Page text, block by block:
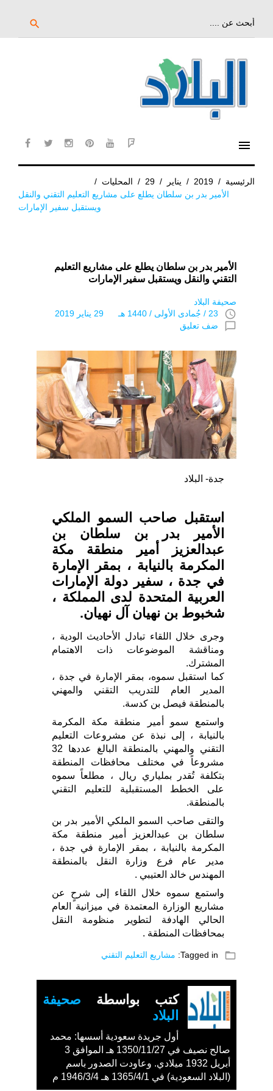
search
menu
الرئيسية /
2019
/ يناير /
29
/ المحليات /
الأمير بدر بن سلطان يطلع على مشاريع التعليم التقني والنقل
ويستقبل سفير الإمارات
الأمير بدر بن سلطان يطلع على مشاريع التعليم
التقني والنقل ويستقبل سفير الإمارات
صحيفة البلاد
access_time 23 / جُمادى اﻷولى / 1440 هـ 29 يناير 2019
chat_bubble_outline ضف تعليق
جدة- البلاد
استقبل صاحب السمو الملكي
الأمير بدر بن سلطان بن
عبدالعزيز أمير منطقة مكة
المكرمة بالنيابة ، بمقر الإمارة
في جدة ، سفير دولة الإمارات
العربية المتحدة لدى المملكة ،
شخبوط بن نهيان آل نهيان.
وجرى خلال اللقاء تبادل الأحاديث الودية ،
ومناقشة الموضوعات ذات الاهتمام
المشترك.
كما استقبل سموه، بمقر الإمارة في جدة ،
المدير العام للتدريب التقني والمهني
بالمنطقة فيصل بن كدسة.
واستمع سمو أمير منطقة مكة المكرمة
بالنيابة ، إلى نبذة عن مشروعات التعليم
التقني والمهني بالمنطقة البالغ عددها 32
مشروعاً في مختلف محافظات المنطقة
بتكلفة تُقدر بملياري ريال ، مطلعاً سموه
على الخطط المستقبلية للتعليم التقني
بالمنطقة.
والتقى صاحب السمو الملكي الأمير بدر بن
سلطان بن عبدالعزيز أمير منطقة مكة
المكرمة بالنيابة ، بمقر الإمارة في جدة ،
مدير عام فرع وزارة النقل بالمنطقة
المهندس خالد العتيبي .
واستمع سموه خلال اللقاء إلى شرحٍ عن
مشاريع الوزارة المعتمدة في ميزانية العام
الحالي الهادفة لتطوير منظومة النقل
بمحافظات المنطقة .
folder_open
Tagged in: مشاريع التعليم التقني
كتب بواسطة صحيفة
البلاد
أول جريدة سعودية أسسها: محمد
صالح نصيف في 1350/11/27 هـ الموافق 3
أبريل 1932 ميلادي. وعاودت الصدور باسم
(البلاد السعودية) في 1365/4/1 هـ 1946/3/4 م